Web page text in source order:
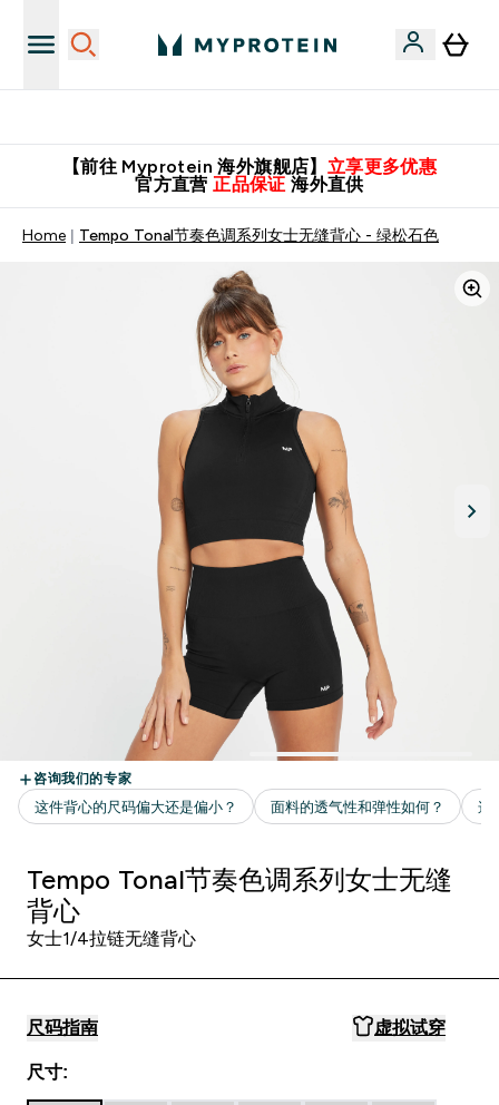
【前往 Myprotein 海外旗舰店】 立享更多优惠
官方直营 正品保证 海外直供
Home Tempo Tonal节奏色调系列女士无缝背心 - 绿松石色
Tempo Tonal节奏色调系列女士无缝
背心
女士1/4拉链无缝背心
尺码指南 虚拟试穿
尺寸: